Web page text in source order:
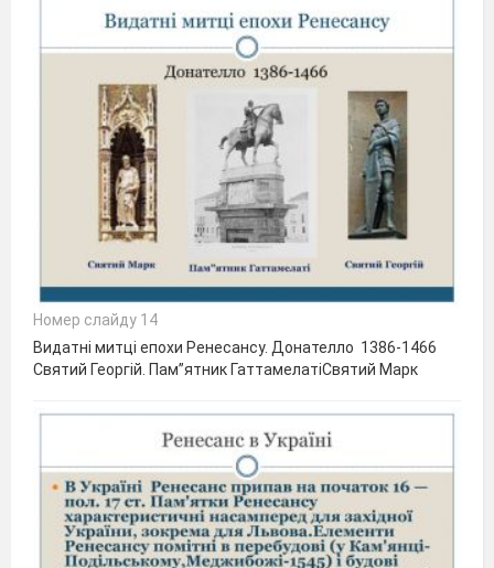
Номер слайду 14
Видатні митці епохи Ренесансу. Донателло 1386-1466
Святий Георгій. Пам”ятник ГаттамелатіСвятий Марк